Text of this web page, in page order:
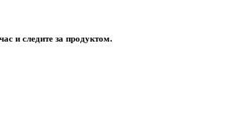
и следите за продуктом.